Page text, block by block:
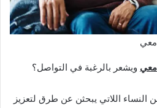
ويشعر بالرغبة في التواصل؟
النساء اللاتي يبحثن عن طرق لتعزيز